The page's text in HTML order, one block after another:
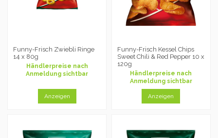
Funny-Frisch Zwiebli Ringe
14 x 80g
Händlerpreise nach
Anmeldung sichtbar
Anzeigen
Funny-Frisch Kessel Chips
Sweet Chili & Red Pepper 10 x
120g
Händlerpreise nach
Anmeldung sichtbar
Anzeigen